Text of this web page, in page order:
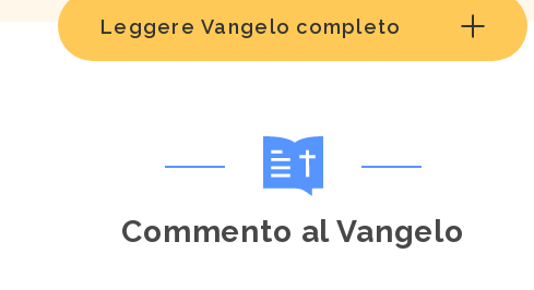
Leggere Vangelo completo
Commento al Vangelo